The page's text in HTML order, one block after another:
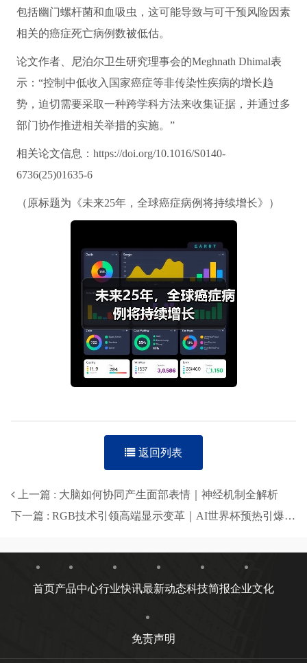
包括幽门螺杆菌和血吸虫，这可能导致与可干预风险因素
相关的癌症死亡病例数被低估。
论文作者、尼泊尔卫生研究理事会的Meghnath Dhimal表
示：“控制中低收入国家癌症等非传染性疾病的增长趋
势，迫切需要采取一种跨学科方法来收集证据，并通过多
部门协作推进相关举措的实施。”
相关论文信息：https://doi.org/10.1016/S0140-
6736(25)01635-6
（原标题为《未来25年，全球癌症病例将持续增长》）
返回列表
上一篇 : 大脑如何协同产生面部表情｜神经机制全解析
下一篇 : RGB技术引领高端显示变革｜AI世界杯预热引爆科技热潮
首页产品中心行业快讯最新动态科技简报企业文化
免责声明